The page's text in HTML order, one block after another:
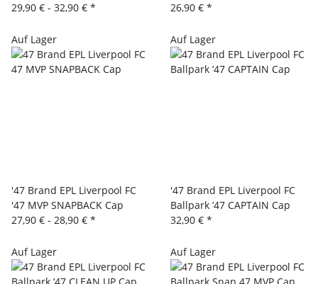
29,90 € - 32,90 € *
26,90 € *
Auf Lager
'47 Brand EPL Liverpool FC
'47 MVP SNAPBACK Cap
27,90 € - 28,90 € *
Auf Lager
'47 Brand EPL Liverpool FC
Ballpark ’47 CAPTAIN Cap
32,90 € *
Auf Lager Auf Lager